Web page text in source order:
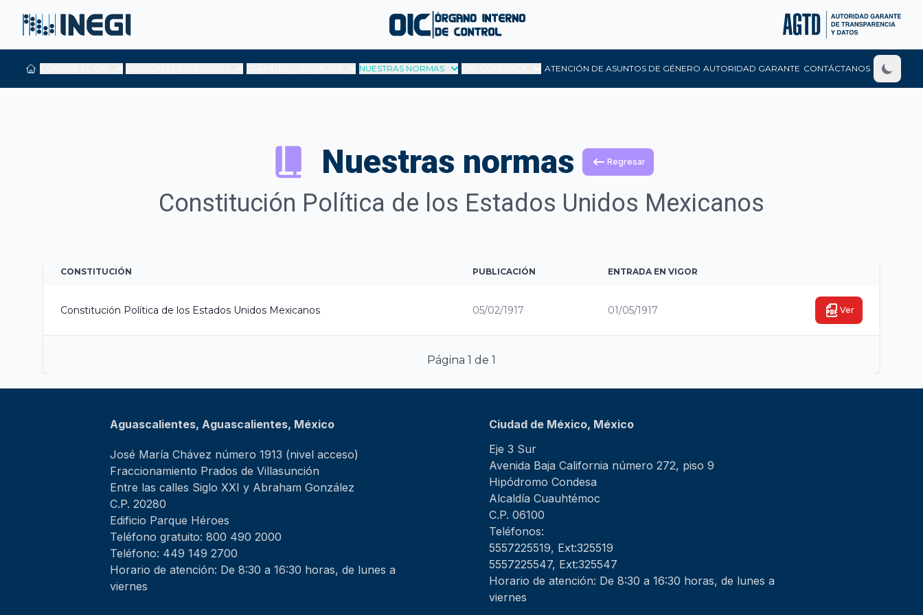
NUESTRAS NORMAS ATENCIÓN DE ASUNTOS DE GÉNERO AUTORIDAD GARANTE CONTÁCTANOS
Nuestras normas Regresar
Constitución Política de los Estados Unidos Mexicanos
CONSTITUCIÓN PUBLICACIÓN ENTRADA EN VIGOR
Constitución Política de los Estados Unidos Mexicanos 05/02/1917 01/05/1917 Ver
Página 1 de 1
Aguascalientes, Aguascalientes, México
José María Chávez número 1913 (nivel acceso)
Fraccionamiento Prados de Villasunción
Entre las calles Siglo XXI y Abraham González
C.P. 20280
Edificio Parque Héroes
Teléfono gratuito: 800 490 2000
Teléfono: 449 149 2700
Horario de atención: De 8:30 a 16:30 horas, de lunes a
viernes
Ciudad de México, México
Eje 3 Sur
Avenida Baja California número 272, piso 9
Hipódromo Condesa
Alcaldía Cuauhtémoc
C.P. 06100
Teléfonos:
5557225519, Ext:325519
5557225547, Ext:325547
Horario de atención: De 8:30 a 16:30 horas, de lunes a
viernes